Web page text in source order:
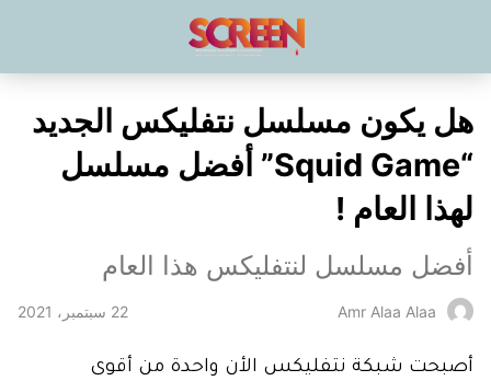
هل يكون مسلسل نتفليكس الجديد
“Squid Game” أفضل مسلسل
لهذا العام !
أفضل مسلسل لنتفليكس هذا العام
Amr Alaa Alaa 22 سبتمبر، 2021
أصبحت شبكة نتفليكس الأن واحدة من أقوى